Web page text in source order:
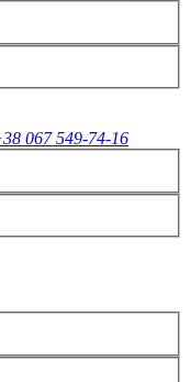
067 549-74-16